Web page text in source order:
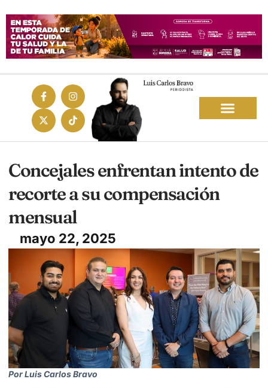
Concejales enfrentan intento de
recorte a su compensación
mensual
mayo 22, 2025
Por Luis Carlos Bravo